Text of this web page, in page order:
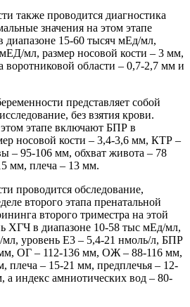
также проводится диагностика
значения на этом этапе
15-60 тысяч мЕд/мл,
мл, размер носовой кости – 3 мм,
области – 0,7-2,7 мм и
представляет собой
без взятия крови.
этапе включают БПР в
носовой кости – 3,4-3,6 мм, КТР –
– 95-106 мм, обхват живота – 78
мм, плеча – 13 мм.
проводится обследование,
второго этапа пренатальной
второго триместра на этой
ХГЧ в диапазоне 10-58 тыс мЕд/мл,
уровень E3 – 5,4-21 нмоль/л, БПР
ОГ – 112-136 мм, ОЖ – 88-116 мм,
плеча – 15-21 мм, предплечья – 12-
а индекс амниотических вод – 80-